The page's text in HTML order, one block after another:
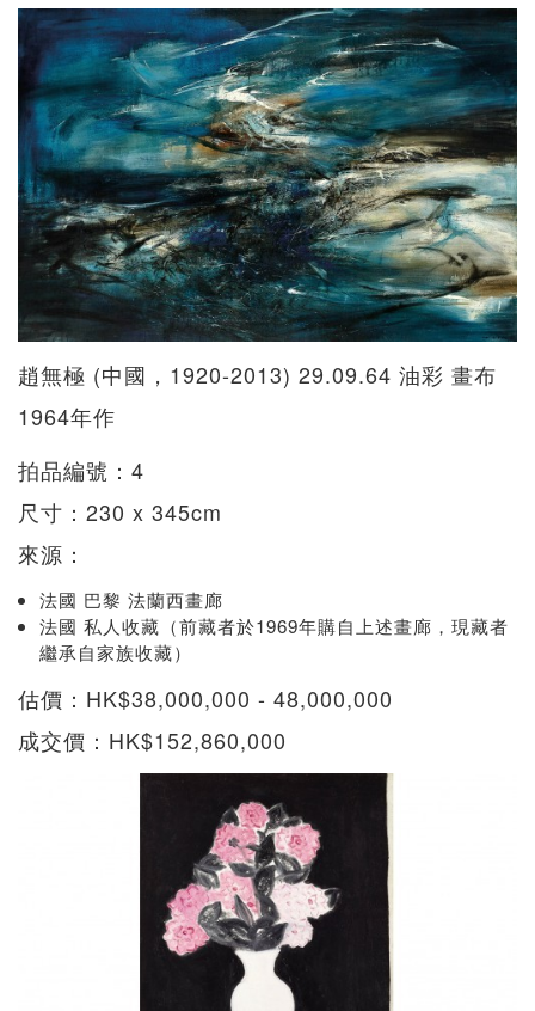
趙無極 (中國，1920-2013) 29.09.64 油彩 畫布
1964年作
拍品編號：4
尺寸：230 x 345cm
來源：
法國 巴黎 法蘭西畫廊
法國 私人收藏（前藏者於1969年購自上述畫廊，現藏者
繼承自家族收藏）
估價：HK$38,000,000 - 48,000,000
成交價：HK$152,860,000